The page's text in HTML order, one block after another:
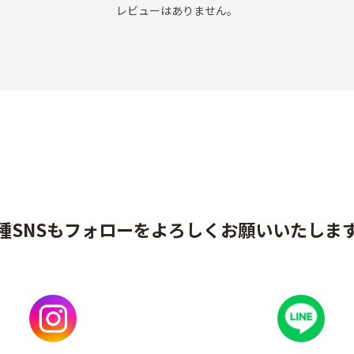
レビューはありません。
SNSもフォローをよろしくお願いいたしま